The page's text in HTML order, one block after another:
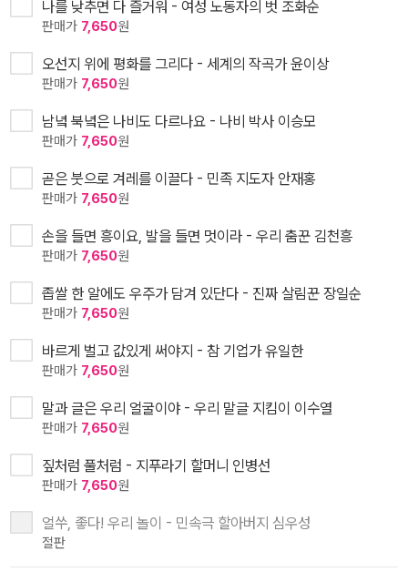
나를 낮추면 다 즐거워 - 여성 노동자의 벗 조화순
판매가 7,650원
오선지 위에 평화를 그리다 - 세계의 작곡가 윤이상
판매가 7,650원
남녘 북녘은 나비도 다르나요 - 나비 박사 이승모
판매가 7,650원
곧은 붓으로 겨레를 이끌다 - 민족 지도자 안재홍
판매가 7,650원
손을 들면 흥이요, 발을 들면 멋이라 - 우리 춤꾼 김천흥
판매가 7,650원
좁쌀 한 알에도 우주가 담겨 있단다 - 진짜 살림꾼 장일순
판매가 7,650원
바르게 벌고 값있게 써야지 - 참 기업가 유일한
판매가 7,650원
말과 글은 우리 얼굴이야 - 우리 말글 지킴이 이수열
판매가 7,650원
짚처럼 풀처럼 - 지푸라기 할머니 인병선
판매가 7,650원
얼쑤, 좋다! 우리 놀이 - 민속극 할아버지 심우성
절판